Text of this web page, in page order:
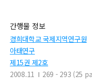
간행물 정보
경희대학교 국제지역연구원
아태연구
제15권 제2호
2008.11
269 - 293 (25